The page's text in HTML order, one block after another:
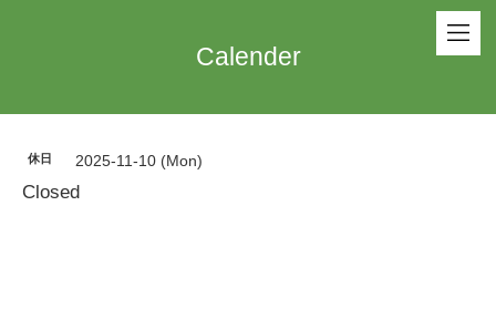
Calender
休日 2025-11-10 (Mon)
Closed